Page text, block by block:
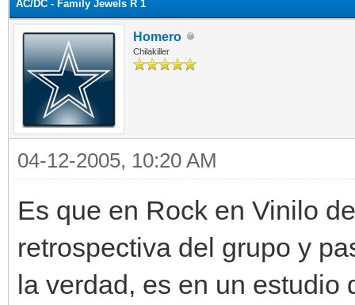
AC/DC - Family Jewels R 1
Homero
Chilakiller
04-12-2005, 10:20 AM
Es que en Rock en Vinilo
retrospectiva del grupo y
la verdad, es en un estudio